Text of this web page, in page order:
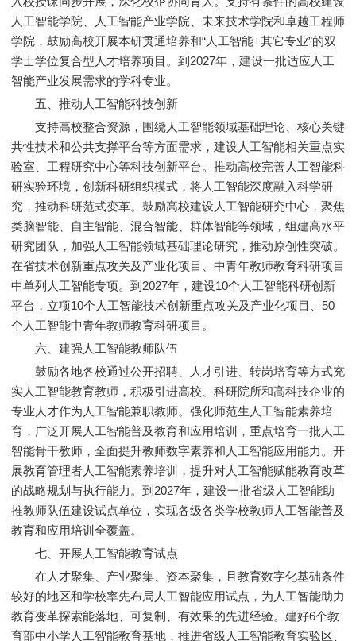
人工智能学院、人工智能产业学院、未来技术学院和卓越工程师
学院，鼓励高校开展本研贯通培养和“人工智能+其它专业”的双
学士学位复合型人才培养项目。到2027年，建设一批适应人工
智能产业发展需求的学科专业。
五、推动人工智能科技创新
支持高校整合资源，围绕人工智能领域基础理论、核心关键
共性技术和公共支撑平台等方面需求，建设人工智能相关重点实
验室、工程研究中心等科技创新平台。推动高校完善人工智能科
研实验环境，创新科研组织模式，将人工智能深度融入科学研
究，推动科研范式变革。鼓励高校建设人工智能研究中心，聚焦
类脑智能、自主智能、混合智能、群体智能等领域，组建高水平
研究团队，加强人工智能领域基础理论研究，推动原创性突破。
在省技术创新重点攻关及产业化项目、中青年教师教育科研项目
中单列人工智能专项。到2027年，建设10个人工智能科研创新
平台，立项10个人工智能技术创新重点攻关及产业化项目、50
个人工智能中青年教师教育科研项目。
六、建强人工智能教师队伍
鼓励各地各校通过公开招聘、人才引进、转岗培育等方式充
实人工智能教育教师，积极引进高校、科研院所和高科技企业的
专业人才作为人工智能兼职教师。强化师范生人工智能素养培
育，广泛开展人工智能普及教育和应用培训，重点培育一批人工
智能骨干教师，全面提升教师数字素养和人工智能应用能力。开
展教育管理者人工智能素养培训，提升对人工智能赋能教育改革
的战略规划与执行能力。到2027年，建设一批省级人工智能助
推教师队伍建设试点单位，实现各级各类学校教师人工智能普及
教育和应用培训全覆盖。
七、开展人工智能教育试点
在人才聚集、产业聚集、资本聚集，且教育数字化基础条件
较好的地区和学校率先布局人工智能应用试点，为人工智能助力
教育变革探索能落地、可复制、有效果的先进经验。建好6个教
育部中小学人工智能教育基地，推进省级人工智能教育实验区、